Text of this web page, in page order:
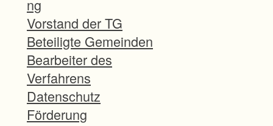
ng
Vorstand der TG
Beteiligte Gemeinden
Bearbeiter des
Verfahrens
Datenschutz
Förderung